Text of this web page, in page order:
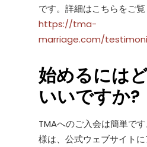
です。詳細はこちらをご覧
https://tma-
marriage.com/
始めるには
いいですか?
TMAへのご入会は簡単で
様は、公式ウェブサイト